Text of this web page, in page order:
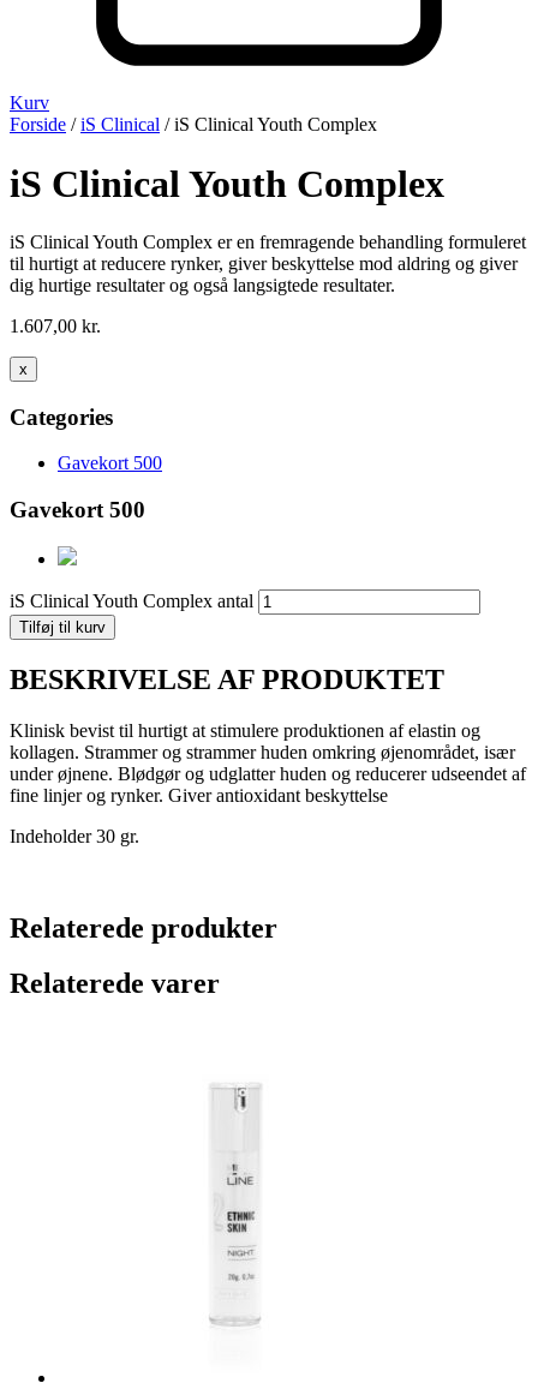
Kurv
Forside /iS Clinical / iS Clinical Youth Complex
iS Clinical Youth Complex
iS Clinical Youth Complex er en fremragende behandling formuleret
til hurtigt at reducere rynker, giver beskyttelse mod aldring og giver
dig hurtige resultater og også langsigtede resultater.
1.607,00 kr.
x
Categories
Gavekort 500
Gavekort 500
iS Clinical Youth Complex antal
Tilføj til kurv
BESKRIVELSE AF PRODUKTET
Klinisk bevist til hurtigt at stimulere produktionen af ​​elastin og
kollagen. Strammer og strammer huden omkring øjenområdet, især
under øjnene. Blødgør og udglatter huden og reducerer udseendet af
fine linjer og rynker. Giver antioxidant beskyttelse
Indeholder 30 gr.
Relaterede produkter
Relaterede varer